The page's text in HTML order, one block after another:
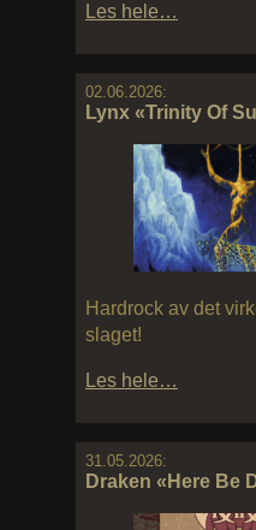
Les hele…
02.06.2026:
Lynx «Trinity Of
Hardrock av det
slaget!
Les hele…
31.05.2026:
Draken «Here Be